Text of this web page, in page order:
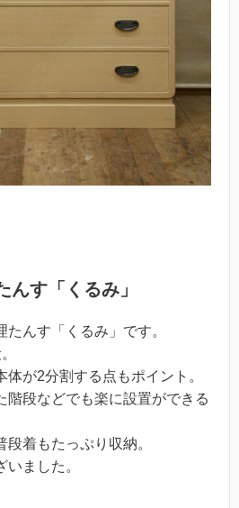
んす「くるみ」
たんす「くるみ」です。
が2分割する点もポイント。
階段などでも楽に設置ができる
着もたっぷり収納。
ました。